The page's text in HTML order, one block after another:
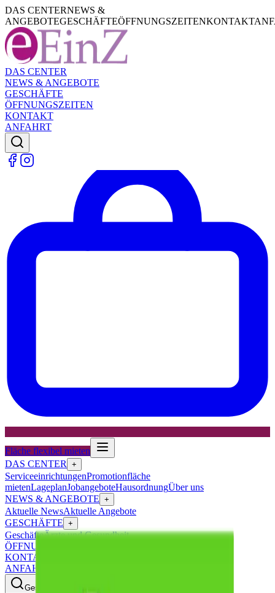
DAS CENTERNEWS &
ANGEBOTEGESCHÄFTEÖFFNUNGSZEITENKONTAKT
DAS CENTER
NEWS & ANGEBOTE
GESCHÄFTE
ÖFFNUNGSZEITEN
KONTAKT
ANFAHRT
Fläche flexibel mieten
DAS CENTER
+
ServiceeinrichtungenPromotionfläche
mietenLageplanJobangeboteHausordnungÜber uns
NEWS & ANGEBOTE +
Aktuelle NewsAktuelle Angebote
GESCHÄFTE +
GeschäfteÄrzte und Gesundheit
ÖFFNUNGSZEITEN
KONTAKT
ANFAHRT
Geschäfte, News, Angebote…